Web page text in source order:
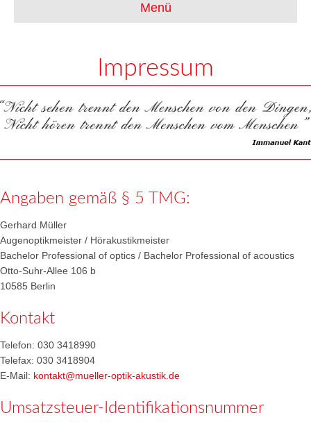
Menü
Impressum
Angaben gemäß § 5 TMG:
Gerhard Müller
Augenoptikmeister / Hörakustikmeister
Bachelor Professional of optics / Bachelor Professional of acoustics
Otto-Suhr-Allee 106 b
10585 Berlin
Kontakt
Telefon: 030 3418990
Telefax: 030 3418904
E-Mail: kontakt@mueller-optik-akustik.de
Umsatzsteuer-Identifikationsnummer